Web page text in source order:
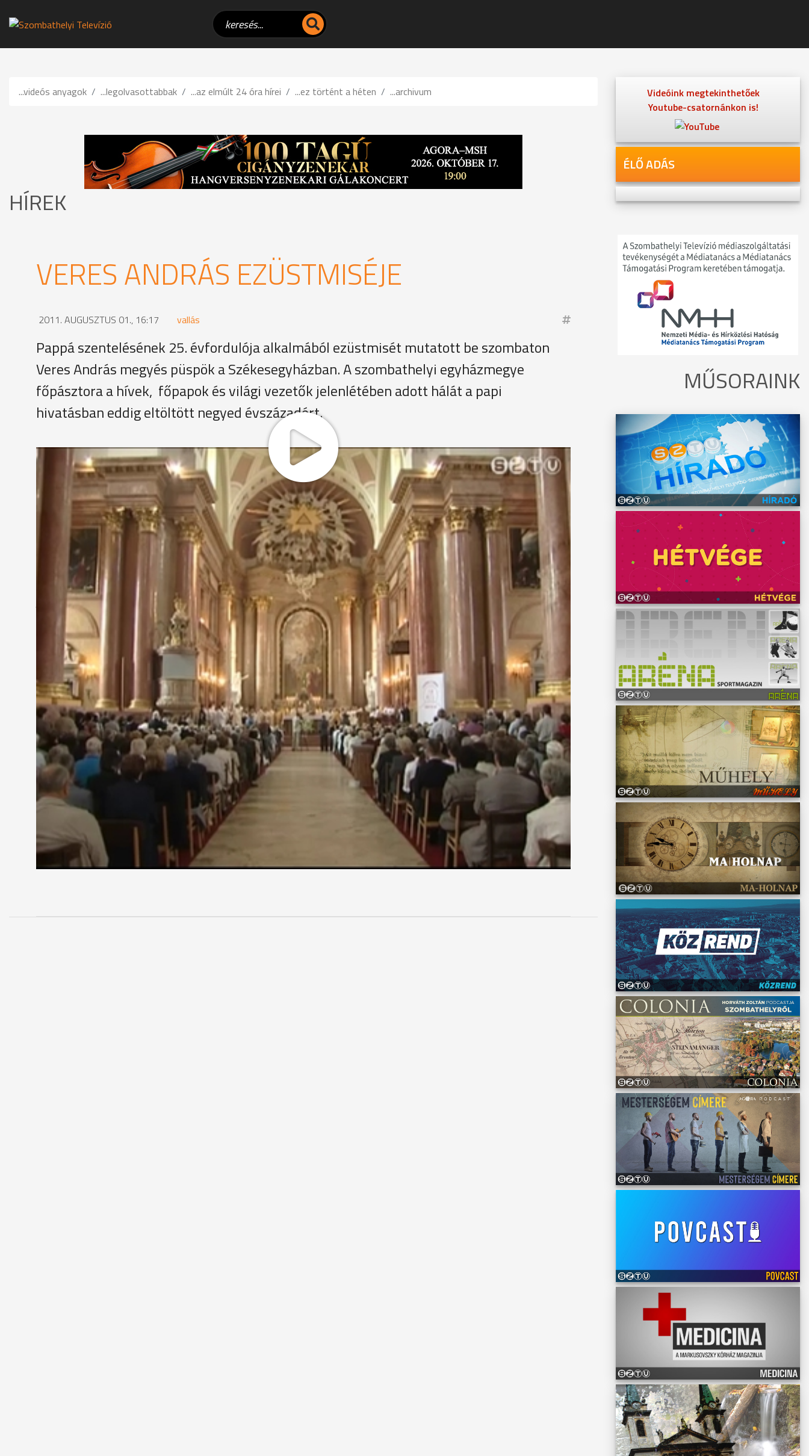
...videós anyagok ...legolvasottabbak ...az elmúlt 24 óra hírei ...ez történt a héten ...archivum
HÍREK
VERES ANDRÁS EZÜSTMISÉJE
2011. AUGUSZTUS 01., 16:17 vallás
Pappá szentelésének 25. évfordulója alkalmából ezüstmisét mutatott be szombaton
Veres András megyés püspök a Székesegyházban. A szombathelyi egyházmegye
főpásztora a hívek, főpapok és világi vezetők jelenlétében adott hálát a papi
hivatásban eddig eltöltött negyed évszázadért.
Harangzúgás kíséretében a püspöki palotából vonult át a papság a Székesegyházba. A szombathelyi egyházmegye
papjai vezették a menetet, őket követte az a 18 főpap, akiket vendégként hívtak meg.
Az ezüstmisére eljött Paskai László bíboros, prímás, nyugalmazott esztergom-budapesti érsek, a veszprémi, a
kalocsa-kecskeméti és az egri érsek. A határon túli egyházi méltóságok közül a gyulafehérvári érsek, Sziszek és
Muraszombat püspöke volt jelen. A legmagasabb rangú világi vendég Hende Csaba honvédelmi miniszter volt. A
hívek teljesen megtöltötték a Székesegyházat, Veres András beszédében nekik is köszönetet mondott.
Veres Andrást 1986. augusztus 2-án szentelték pappá Nyíregyházán, elmondása szerint számára az a nap
jelentette a beteljesülést.
Dr. Veres András - megyés püspök
"Az egész életem átfutott a fejemen, hogy mi minden történt azidáig, amíg a papszentelésben részesülhettem, és
nagy örömmel töltött el. Életem legszebb ajándékának érzem, hogy pappá lehettem."
Az ezüstmisén az a Bosák Nándor debrecen-nyíregyházi megyés püspök köszöntötte Veres Andrást, aki 25 évvel
korábban az újmiséjén is szentbeszédet mondott. A jubileum alkalmából a püspök áldozókelyhet kapott ajándékba a
papságtól.
Veres Andrást 2000-ben szentelte püspökké II. János Pál pápa Rómában. A szombathelyi egyházmegyének ő a 15.
főpásztora, szolgálatát 2006 óta itt végzi.
MEGOSZTÁS
Videóink megtekinthetőek
Youtube-csatornánkon is!
ÉLŐ ADÁS
MŰSORAINK